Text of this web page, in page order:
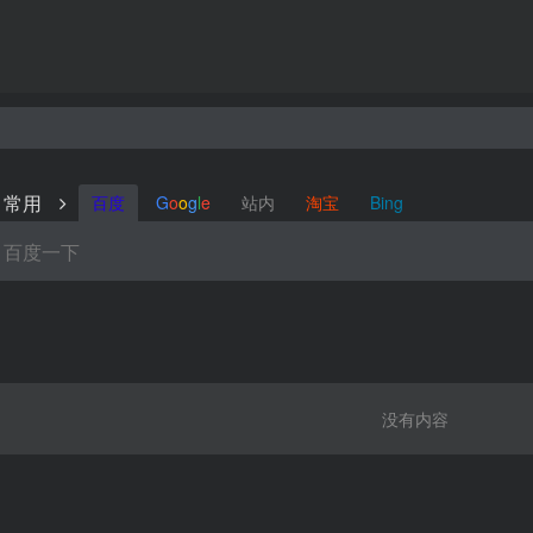
常用 百度 Google 站内 淘宝 Bing
没有内容